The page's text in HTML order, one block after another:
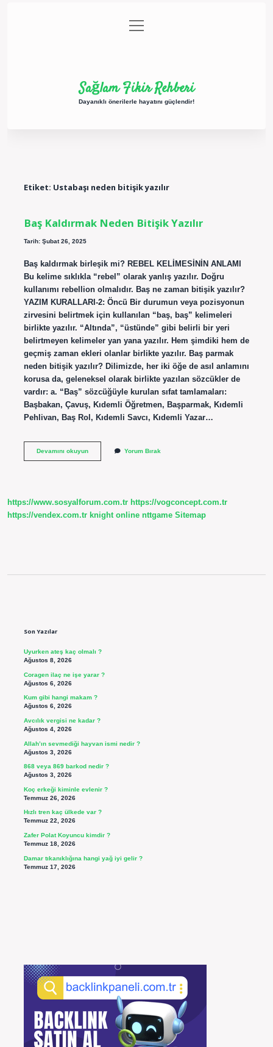
Gizlilik Politikası
menüyü
aç
Sağlam Fikir Rehberi
Dayanıklı önerilerle hayatını güçlendir!
Etiket: Ustabaşı neden bitişik yazılır
Baş Kaldırmak Neden Bitişik Yazılır
Tarih: Şubat 26, 2025
Baş kaldırmak birleşik mi? REBEL KELİMESİNİN ANLAMI
Bu kelime sıklıkla “rebel” olarak yanlış yazılır. Doğru
kullanımı rebellion olmalıdır. Baş ne zaman bitişik yazılır?
YAZIM KURALLARI-2: Öncü Bir durumun veya pozisyonun
zirvesini belirtmek için kullanılan “baş, baş” kelimeleri
birlikte yazılır. “Altında”, “üstünde” gibi belirli bir yeri
belirtmeyen kelimeler yan yana yazılır. Hem şimdiki hem de
geçmiş zaman ekleri olanlar birlikte yazılır. Baş parmak
neden bitişik yazılır? Dilimizde, her iki öğe de asıl anlamını
korusa da, geleneksel olarak birlikte yazılan sözcükler de
vardır: a. “Baş” sözcüğüyle kurulan sıfat tamlamaları:
Başbakan, Çavuş, Kıdemli Öğretmen, Başparmak, Kıdemli
Pehlivan, Baş Rol, Kıdemli Savcı, Kıdemli Yazar…
Devamını okuyunBaş
Yorum Bırak
https://www.sosyalforum.com.tr https://vogconcept.com.tr
https://vendex.com.tr knight online nttgame Sitemap
Son Yazılar
Uyurken ateş kaç olmalı ?
Ağustos 8, 2026
Coragen ilaç ne işe yarar ?
Ağustos 6, 2026
Kum gibi hangi makam ?
Ağustos 6, 2026
Avcılık vergisi ne kadar ?
Ağustos 4, 2026
Allah’ın sevmediği hayvan ismi nedir ?
Ağustos 3, 2026
868 veya 869 barkod nedir ?
Ağustos 3, 2026
Koç erkeği kiminle evlenir ?
Temmuz 26, 2026
Hızlı tren kaç ülkede var ?
Temmuz 22, 2026
Zafer Polat Koyuncu kimdir ?
Temmuz 18, 2026
Damar tıkanıklığına hangi yağ iyi gelir ?
Temmuz 17, 2026